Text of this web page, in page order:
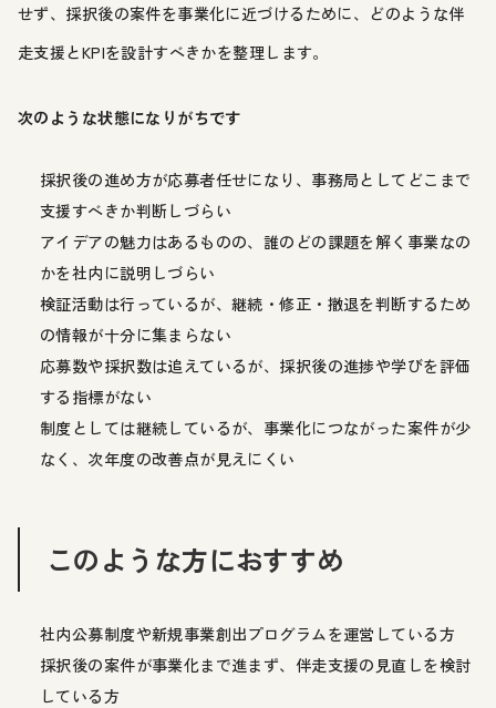
せず、採択後の案件を事業化に近づけるために、どのような伴
走支援とKPIを設計すべきかを整理します。
次のような状態になりがちです
採択後の進め方が応募者任せになり、事務局としてどこまで
支援すべきか判断しづらい
アイデアの魅力はあるものの、誰のどの課題を解く事業なの
かを社内に説明しづらい
検証活動は行っているが、継続・修正・撤退を判断するため
の情報が十分に集まらない
応募数や採択数は追えているが、採択後の進捗や学びを評価
する指標がない
制度としては継続しているが、事業化につながった案件が少
なく、次年度の改善点が見えにくい
このような方におすすめ
社内公募制度や新規事業創出プログラムを運営している方
採択後の案件が事業化まで進まず、伴走支援の見直しを検討
している方